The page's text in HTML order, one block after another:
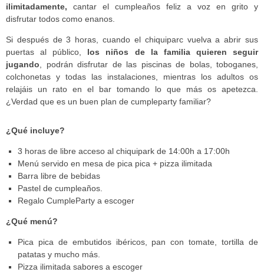
ilimitadamente, cantar el cumpleaños feliz a voz en grito y
disfrutar todos como enanos.
Si después de 3 horas, cuando el chiquiparc vuelva a abrir sus
puertas al público, los niños de la familia quieren seguir
jugando , podrán disfrutar de las piscinas de bolas, toboganes,
colchonetas y todas las instalaciones, mientras los adultos os
relajáis un rato en el bar tomando lo que más os apetezca.
¿Verdad que es un buen plan de cumpleparty familiar?
¿Qué incluye?
3 horas de libre acceso al chiquipark de 14:00h a 17:00h
Menú servido en mesa de pica pica + pizza ilimitada
Barra libre de bebidas
Pastel de cumpleaños.
Regalo CumpleParty a escoger
¿Qué menú?
Pica pica de embutidos ibéricos, pan con tomate, tortilla de
patatas y mucho más.
Pizza ilimitada sabores a escoger